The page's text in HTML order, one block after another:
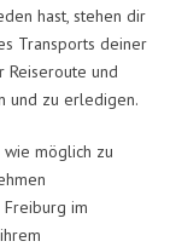
hast, stehen dir
Transports deiner
Reiseroute und
und zu erledigen.
möglich zu
im